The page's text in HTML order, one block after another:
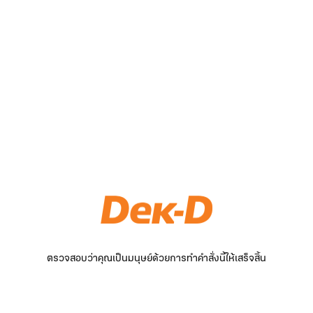
ตรวจสอบว่าคุณเป็นมนุษย์ด้วยการทำคำสั่งนี้ให้เสร็จสิ้น